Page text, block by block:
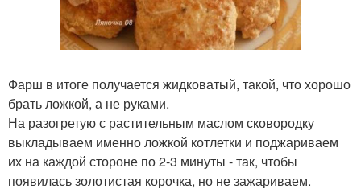
Фарш в итоге получается жидковатый, такой, что хорошо
брать ложкой, а не руками.
На разогретую с растительным маслом сковородку
выкладываем именно ложкой котлетки и поджариваем
их на каждой стороне по 2-3 минуты - так, чтобы
появилась золотистая корочка, но не зажариваем.